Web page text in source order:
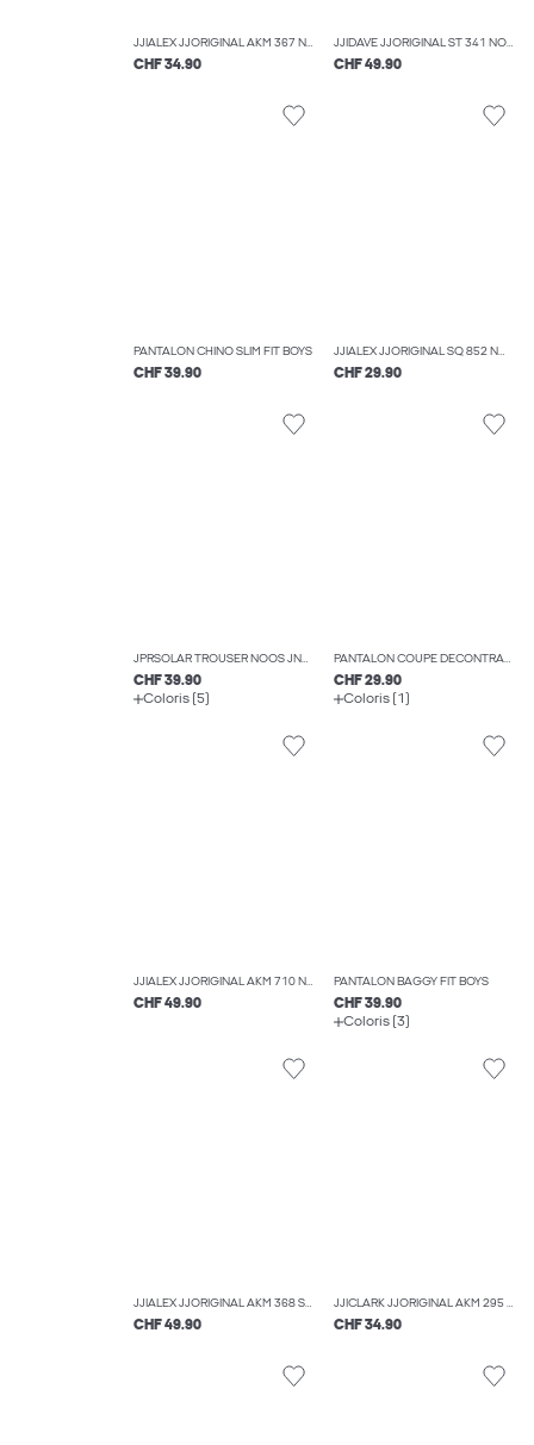
JJIALEX JJORIGINAL AKM 367 NOOS JNR JEAN BAGGY FIT BOYS
CHF 34.90
JJIDAVE JJORIGINAL ST 341 NOOS JNR JEAN À COUPE WIDE BOYS
CHF 49.90
PANTALON CHINO SLIM FIT BOYS
CHF 39.90
JJIALEX JJORIGINAL SQ 852 NOOS JNR JEAN BAGGY FIT BOYS
CHF 29.90
JPRSOLAR TROUSER NOOS JNR PANTALONS DE TAILLEUR BOYS
CHF 39.90
Coloris (5)
PANTALON COUPE DÉCONTRACTÉE RELAXED FIT BOYS
CHF 29.90
Coloris (1)
JJIALEX JJORIGINAL AKM 710 NOOS JNR JEAN BAGGY FIT BOYS
CHF 49.90
PANTALON BAGGY FIT BOYS
CHF 39.90
Coloris (3)
JJIALEX JJORIGINAL AKM 368 SN JNR JEAN BAGGY FIT BOYS
CHF 49.90
JJICLARK JJORIGINAL AKM 295 NOOS JNR COUPE REGULAR BOYS
CHF 34.90